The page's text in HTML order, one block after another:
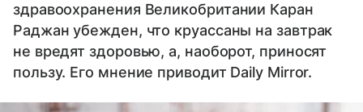
здравоохранения Великобритании Каран
Раджан убежден, что круассаны на завтрак
не вредят здоровью, а, наоборот, приносят
пользу. Его мнение приводит Daily Mirror.